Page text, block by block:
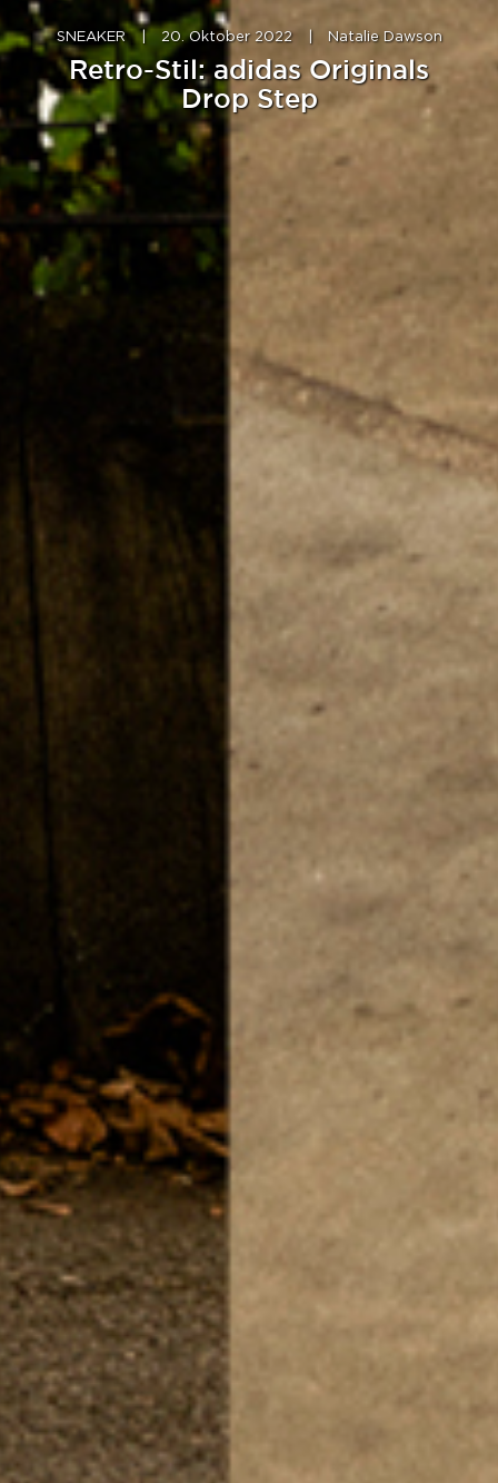
SNEAKER | 20. Oktober 2022 Natalie Dawson
Retro-Stil: adidas Originals
Drop Step